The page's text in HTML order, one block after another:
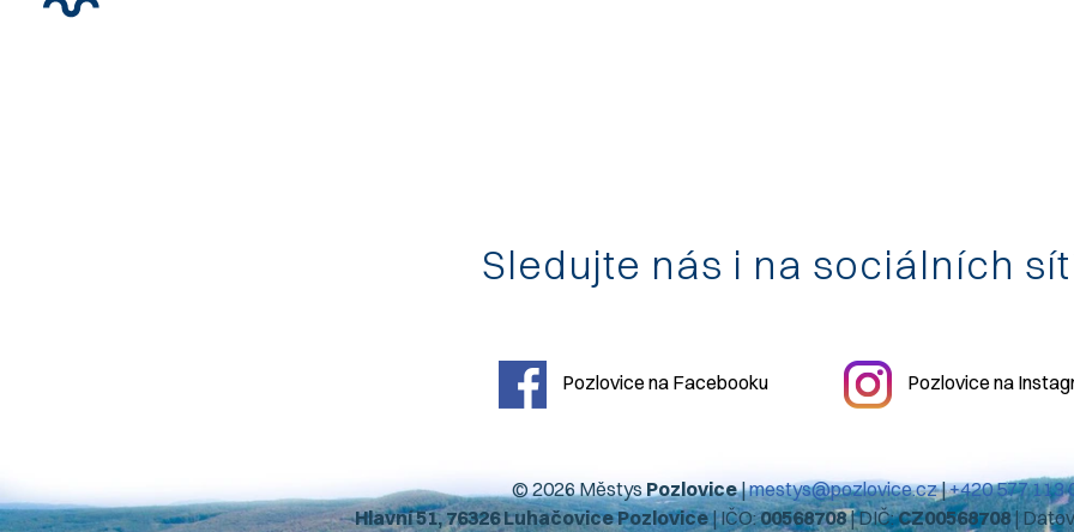
Sledujte nás i na sociálních
Pozlovice na Facebooku Pozlovice na
© 2026 MěstysPozlovice|mestys@pozlovice.cz|+420 577 113
Hlavní 51, 76326 Luhačovice Pozlovice| IČO:00568708| DIČ:CZ00568708|